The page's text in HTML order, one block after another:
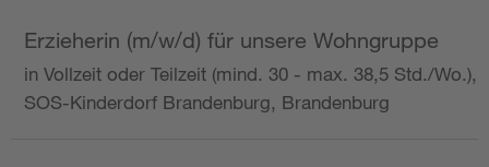
Erzieherin (m/w/d) für unsere Wohngruppe
in Vollzeit oder Teilzeit (mind. 30 - max. 38,5 Std./Wo.),
SOS-Kinderdorf Brandenburg, Brandenburg